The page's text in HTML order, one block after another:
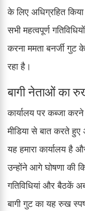
के लिए अधिग्रहित किया
सभी महत्वपूर्ण
करना ममता बनर्जी गुट
रहा है।
बागी नेताओं का
कार्यालय पर कब्जा
मीडिया से बात करते
यह हमारा कार्यालय है
उन्होंने आगे घोषणा की
गतिविधियां और बैठकें
बागी गुट का यह रुख